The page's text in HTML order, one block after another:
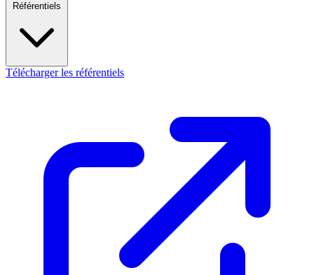
Référentiels
Télécharger les référentiels